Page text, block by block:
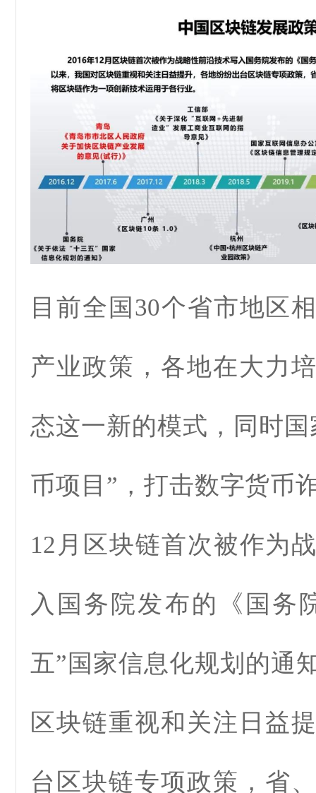
目前全国30个省市地区
产业政策，各地在大力
态这一新的模式，同时
币项目”，打击数字货币
12月区块链首次被作为
入国务院发布的《国务
五”国家信息化规划的通
区块链重视和关注日益
台区块链专项政策，省